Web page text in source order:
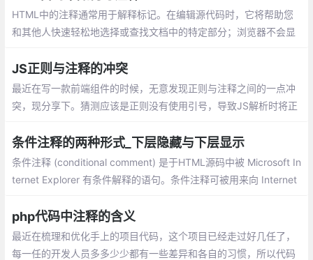
HTML中的注释通常用于解释标记。在编辑源代码时，它将帮助您
和其他人快速轻松地选择或查找文档中的特定部分；浏览器不会显
大家介绍一下，希望对大家有所帮助
JS正则与注释的冲突
最近在写一款前端组件的时候，无意发现正则与注释之间的一点冲
突，现分享下。猜测应该是正则没有使用引号，导致JS解析时将正
条件注释的两种形式_下层隐藏与下层显示
条件注释 (conditional comment) 是于HTML源码中被 Microsoft In
ternet Explorer 有条件解释的语句。条件注释可被用来向 Internet
er 5浏览器中出现
php代码中注释的含义
最近在梳理和优化手上的项目代码，这个项目已经走过好几任了，
每一任的开发人员多多少少都有一些差异和各自的习惯，所以代码